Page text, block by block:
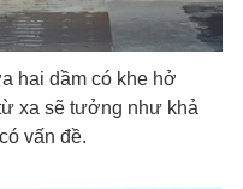
hai dầm có khe hở
xa sẽ tưởng như khả
vấn đề.